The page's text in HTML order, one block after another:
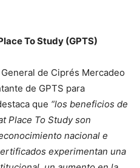
To Study (GPTS)
de Ciprés Mercadeo
de GPTS para
que “los beneficios de
Place To Study son
nacional e
experimentan una